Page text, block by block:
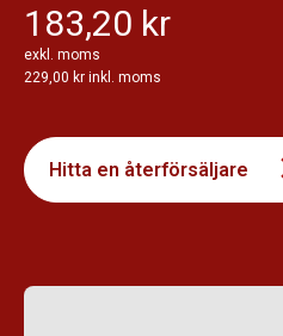
183,20 kr
exkl. moms
229,00 kr inkl. moms
Hitta en återförsäljare